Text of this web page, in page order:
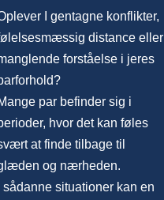
I gentagne konflikter,
distance eller
forståelse i jeres
par befinder sig i
hvor det kan føles
at finde tilbage til
og nærheden.
I sådanne situationer kan en